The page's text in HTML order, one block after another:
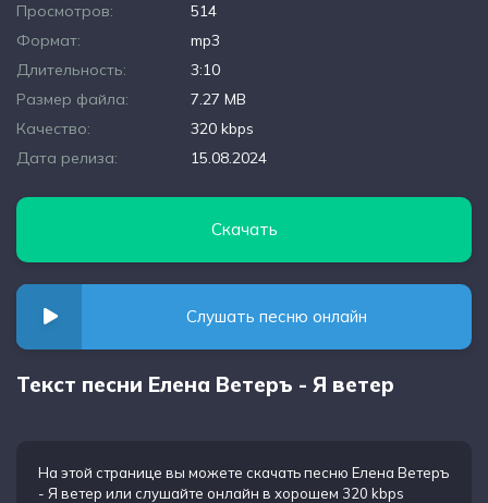
Просмотров:
514
Формат:
mp3
Длительность:
3:10
Размер файла:
7.27 MB
Качество:
320 kbps
Дата релиза:
15.08.2024
Скачать
Слушать песню онлайн
Текст песни Елена Ветеръ - Я ветер
На этой странице вы можете скачать песню Елена Ветеръ
- Я ветер или слушайте онлайн в хорошем 320 kbps